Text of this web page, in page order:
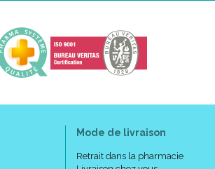
Mode de livraison
Retrait dans la pharmacie